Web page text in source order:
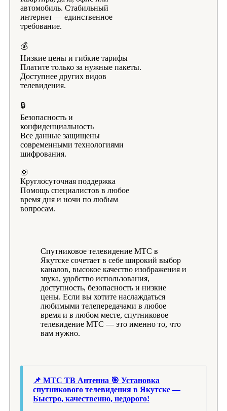
автомобиль. Стабильный
интернет — единственное
требование.
💰
Низкие цены и гибкие тарифы
Платите только за нужные пакеты.
Доступнее других видов
телевидения.
🔒
Безопасность и
конфиденциальность
Все данные защищены
современными технологиями
шифрования.
🛟
Круглосуточная поддержка
Помощь специалистов в любое
время дня и ночи по любым
вопросам.
Спутниковое телевидение МТС в
Якутске сочетает в себе широкий выбор
каналов, высокое качество изображения и
звука, удобство использования,
доступность, безопасность и низкие
цены. Если вы хотите наслаждаться
любимыми телепередачами в любое
время и в любом месте, спутниковое
телевидение МТС — это именно то, что
вам нужно.
📌 МТС ТВ Антенна 🎯 Установка
спутникового телевидения в Якутске —
Быстро, качественно, недорого!